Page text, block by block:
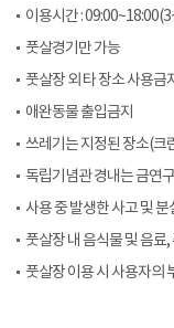
이용시간 :
풋살경기만 가능
풋살장 외 타 장소 사용금
애완동물 출입금지
쓰레기는 지정된 장소(크
독립기념관 경내는 금연
사용 중 발생한 사고 및
풋살장 내 음식물 및 음료
풋살장 이용 시 사용자의